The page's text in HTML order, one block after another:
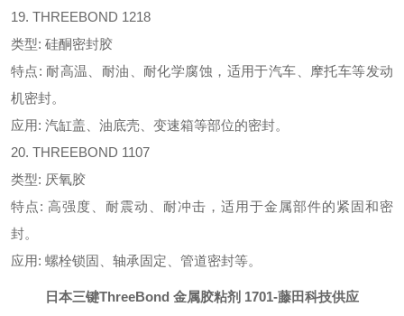
19. THREEBOND 1218
类型: 硅酮密封胶
特点: 耐高温、耐油、耐化学腐蚀，适用于汽车、摩托车等发动
机密封。
应用: 汽缸盖、油底壳、变速箱等部位的密封。
20. THREEBOND 1107
类型: 厌氧胶
特点: 高强度、耐震动、耐冲击，适用于金属部件的紧固和密
封。
应用: 螺栓锁固、轴承固定、管道密封等。
日本三键ThreeBond 金属胶粘剂 1701-藤田科技供应